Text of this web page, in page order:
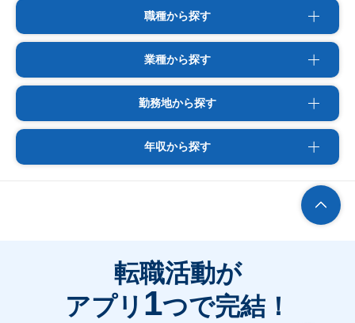
職種から探す
業種から探す
勤務地から探す
年収から探す
転職活動が
アプリ 1つで完結！